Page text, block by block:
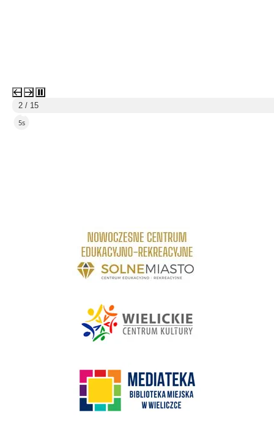
2 / 15
4s
link do strony Centrum Edukacyjno Rekreacyjne